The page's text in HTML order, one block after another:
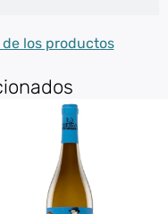
los productos